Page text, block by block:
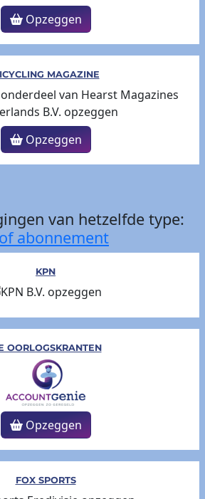
Opzeggen
MAGAZINE
Opzeggen
van hetzelfde type:
abonnement
KPN
OORLOGSKRANTEN
Opzeggen
FOX SPORTS